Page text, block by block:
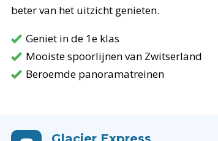
beter van het uitzicht genieten.
Geniet in de 1e klas
Mooiste spoorlijnen van Zwitserland
Beroemde panoramatreinen